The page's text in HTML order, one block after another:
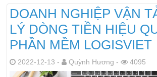
DOANH NGHIỆP VẬN
LÝ DÒNG TIỀN HIỆU
PHẦN MỀM LOGISVIET
2022-12-13 - Quỳnh Hương - 4095